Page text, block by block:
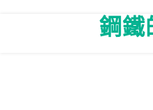
鋼鐵